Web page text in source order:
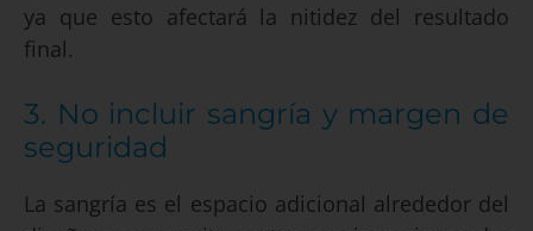
ya que esto afectará la nitidez del resultado
final.
3. No incluir sangría y margen de
seguridad
La sangría es el espacio adicional alrededor del